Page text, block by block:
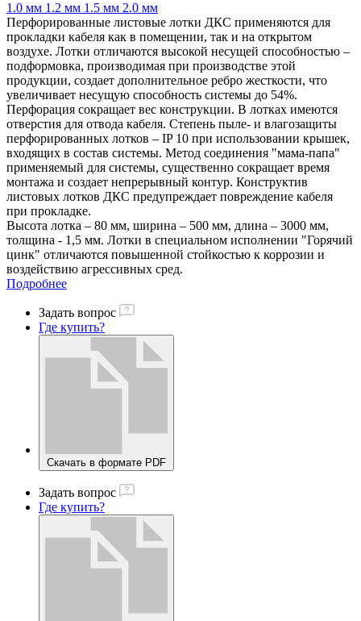
1.0 мм 1.2 мм 1.5 мм 2.0 мм
Перфорированные листовые лотки ДКС применяются для
прокладки кабеля как в помещении, так и на открытом
воздухе. Лотки отличаются высокой несущей способностью –
подформовка, производимая при производстве этой
продукции, создает дополнительное ребро жесткости, что
увеличивает несущую способность системы до 54%.
Перфорация сокращает вес конструкции. В лотках имеются
отверстия для отвода кабеля. Степень пыле- и влагозащиты
перфорированных лотков – IP 10 при использовании крышек,
входящих в состав системы. Метод соединения "мама-папа"
применяемый для системы, существенно сокращает время
монтажа и создает непрерывный контур. Конструктив
листовых лотков ДКС предупреждает повреждение кабеля
при прокладке.
Высота лотка – 80 мм, ширина – 500 мм, длина – 3000 мм,
толщина - 1,5 мм. Лотки в специальном исполнении "Горячий
цинк" отличаются повышенной стойкостью к коррозии и
воздействию агрессивных сред.
Подробнее
Задать вопрос
Где купить?
Скачать в формате PDF
Задать вопрос
Где купить?